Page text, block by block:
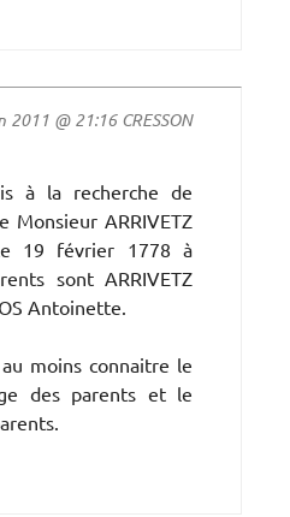
@ 21:16 CRESSON
à la recherche de
Monsieur ARRIVETZ
19 février 1778 à
sont ARRIVETZ
Antoinette.
moins connaitre le
des parents et le